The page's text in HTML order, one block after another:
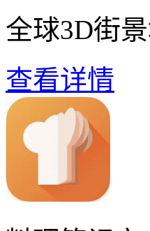
全球3D街
查看详情